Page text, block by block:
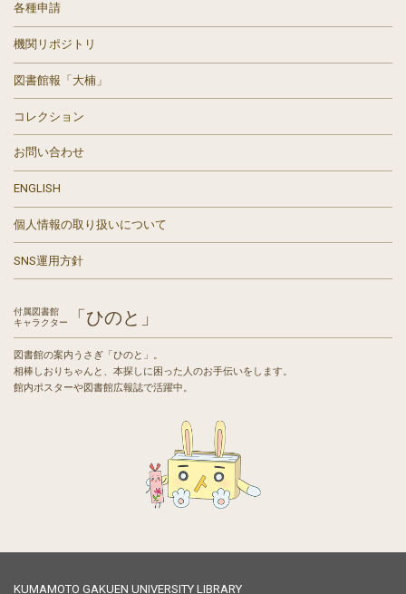
各種申請
機関リポジトリ
図書館報「大楠」
コレクション
お問い合わせ
ENGLISH
個人情報の取り扱いについて
SNS運用方針
付属図書館
キャラクター
「ひのと」
図書館の案内うさぎ「ひのと」。
相棒しおりちゃんと、本探しに困った人のお手伝いをします。
館内ポスターや図書館広報誌で活躍中。
KUMAMOTO GAKUEN UNIVERSITY LIBRARY